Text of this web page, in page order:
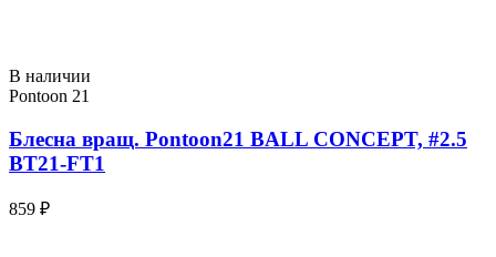
В наличии
Pontoon 21
Блесна вращ. Pontoon21 BALL CONCEPT, #2.5
BT21-FT1
859 ₽